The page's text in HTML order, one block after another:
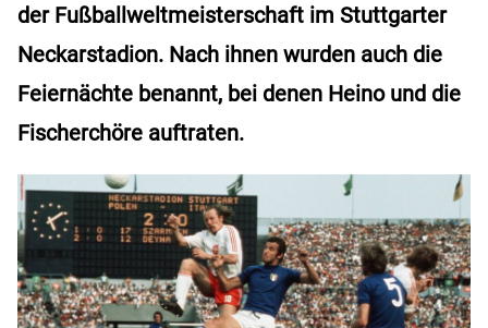
der Fußballweltmeisterschaft im Stuttgarter
Neckarstadion. Nach ihnen wurden auch die
Feiernächte benannt, bei denen Heino und die
Fischerchöre auftraten.